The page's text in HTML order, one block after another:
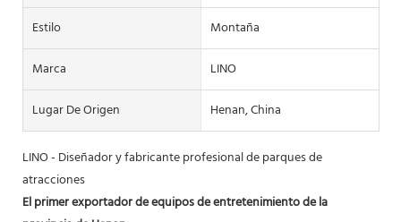
Estilo
Montaña
Marca
LINO
Lugar De Origen
Henan, China
LINO - Diseñador y fabricante profesional de parques de
atracciones
El primer exportador de equipos de entretenimiento de la